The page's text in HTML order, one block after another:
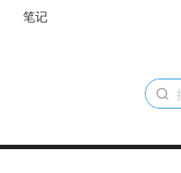
笔记